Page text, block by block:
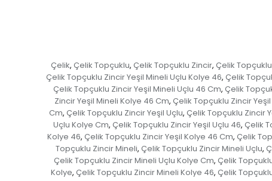
Çelik, Çelik Topçuklu, Çelik Topçuklu Zincir, Çelik
Çelik Topçuklu Zincir Yeşil Mineli Uçlu Kolye 46, Çelik
Çelik Topçuklu Zincir Yeşil Mineli Uçlu 46 Cm, Çelik
Zincir Yeşil Mineli Kolye 46 Cm, Çelik Topçuklu Zincir
Cm, Çelik Topçuklu Zincir Yeşil Uçlu, Çelik Topçuklu Zincir
Uçlu Kolye Cm, Çelik Topçuklu Zincir Yeşil Uçlu 46, Çelik
Kolye 46, Çelik Topçuklu Zincir Yeşil Kolye 46 Cm, Çelik
Topçuklu Zincir Mineli, Çelik Topçuklu Zincir Mineli Uçlu,
Çelik Topçuklu Zincir Mineli Uçlu Kolye Cm, Çelik
Kolye, Çelik Topçuklu Zincir Mineli Kolye 46, Çelik